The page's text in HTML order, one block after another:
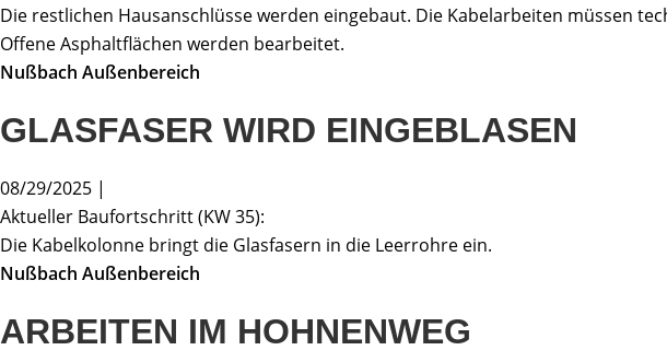
Die restlichen Hausanschlüsse werden eingebaut. Die Kabelarbeiten müssen
Offene Asphaltflächen werden bearbeitet.
Nußbach Außenbereich
GLASFASER WIRD EINGEBLASEN
08/29/2025 |
Aktueller Baufortschritt (KW 35):
Die Kabelkolonne bringt die Glasfasern in die Leerrohre ein.
Nußbach Außenbereich
ARBEITEN IM HOHNENWEG